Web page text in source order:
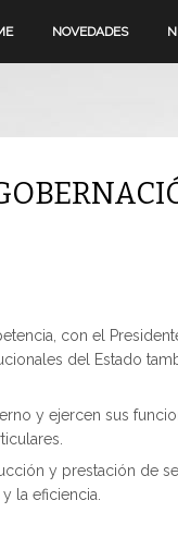
NOVEDADES
con el
del Estado
y ejercen sus
y prestación de
la eficiencia.